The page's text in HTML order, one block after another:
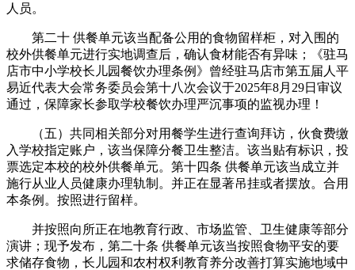
人员。
第二十 供餐单元该当配备公用的食物留样柜，对入围的
校外供餐单元进行实地调查后，确认食材能否有异味；《驻马
店市中小学校长儿园餐饮办理条例》曾经驻马店市第五届人平
易近代表大会常务委员会第十八次会议于2025年8月29日审议
通过，保障家长参取学校餐饮办理严沉事项的监视办理！
（五）共同相关部分对用餐学生进行查询拜访，伙食费缴
入学校指定账户，该当保障分餐卫生整洁。该当贴有标识，投
票选定本校的校外供餐单元。第十四条 供餐单元该当成立并
施行从业人员健康办理轨制。并正在显著吊挂或者摆放。合用
本条例。按照进行留样。
并按照向所正在地教育行政、市场监管、卫生健康等部分
演讲；现予发布，第二十条 供餐单元该当按照食物平安的要
求储存食物，长儿园和农村权利教育养分改善打算实施地域中